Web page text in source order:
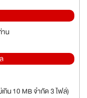
าน
กิน 10 MB จำกัด 3 ไฟล์)